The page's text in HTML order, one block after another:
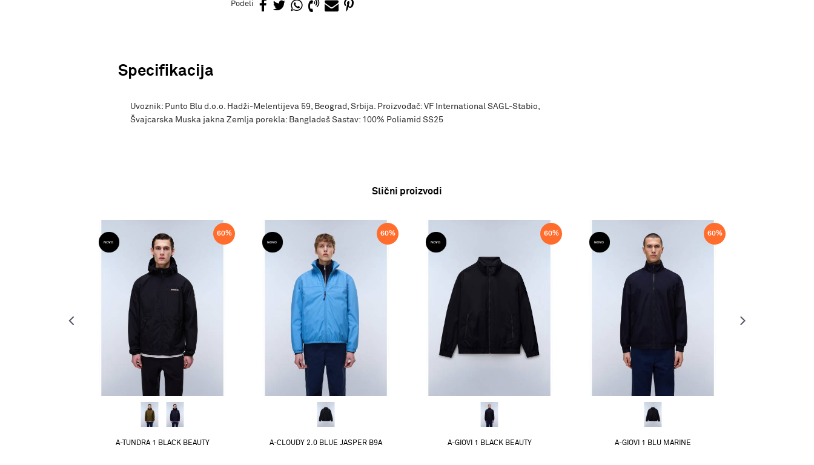
Podeli
Specifikacija
Uvoznik: Punto Blu d.o.o. Hadži-Melentijeva 59, Beograd, Srbija. Proizvođač: VF International SAGL-Stabio,
Švajcarska Muska jakna Zemlja porekla: Bangladeš Sastav: 100% Poliamid SS25
Slični proizvodi
60%
A-TUNDRA 1 BLACK BEAUTY
60%
A-CLOUDY 2.0 BLUE JASPER B9A
60%
A-GIOVI 1 BLACK BEAUTY
60%
A-GIOVI 1 BLU MARINE